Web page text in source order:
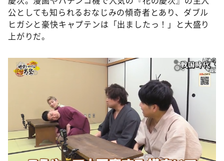
公としても知られるおなじみの傾奇者とあり、ダブル
ヒガシと豪快キャプテンは「出ましたっ！」と大盛り
上がりだ。